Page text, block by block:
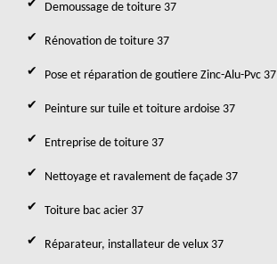
Demoussage de toiture 37
Rénovation de toiture 37
Pose et réparation de goutiere Zinc-Alu-Pvc 37
Peinture sur tuile et toiture ardoise 37
Entreprise de toiture 37
Nettoyage et ravalement de façade 37
Toiture bac acier 37
Réparateur, installateur de velux 37